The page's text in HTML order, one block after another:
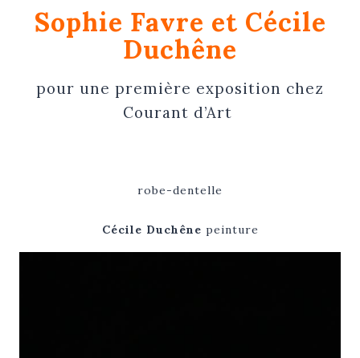
Sophie Favre et Cécile
Duchêne
pour une première exposition chez
Courant d’Art
robe-dentelle
Cécile Duchêne peinture